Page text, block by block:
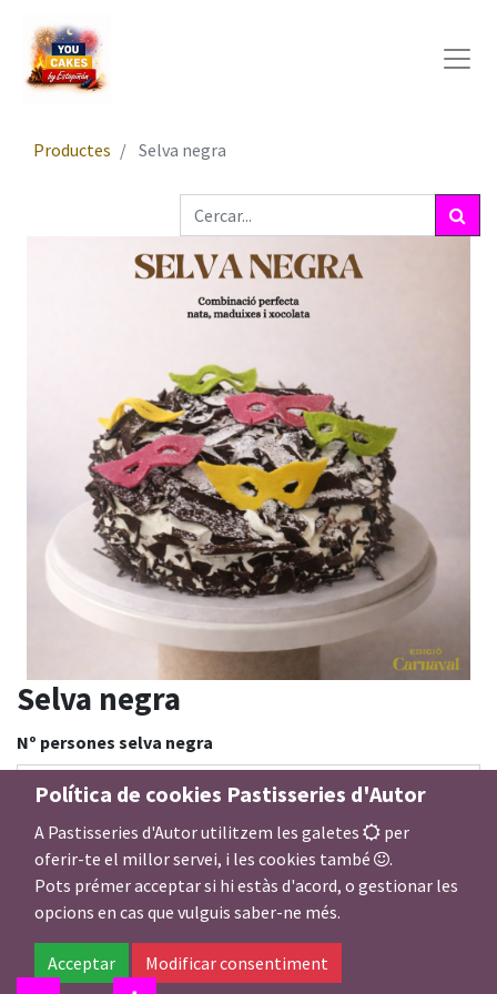
Productes Selva negra
Selva negra
Nº persones selva negra
Complements
27,00€
Política de cookies Pastisseries d'Autor
A Pastisseries d'Autor utilitzem les galetes
per
oferir-te el millor servei, i les cookies també
.
Pots prémer acceptar si hi estàs d'acord, o gestionar les
opcions en cas que vulguis saber-ne més.
Acceptar Modificar consentiment